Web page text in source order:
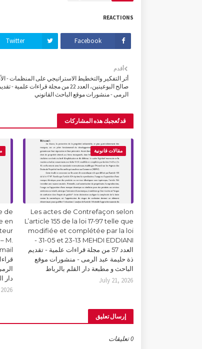
REACTIONS
Facebook
Twitter
أقدم
أثر التفكير والتخطيط الاستراتيجي على المنظمات -
صالح البوعينين، العدد 22 من مجلة قراءات
الرمى - منشورات موقع الباحث القانوني
قد تُعجبك هذه المشاركات
مقالات قانونية
Les actes de Contrefaçon selon
L’article 155 de la loi 17-97 telle que
modifiée et complétée par la loi
31-05 et 23-13 MEHDI EDDIANI -
العدد 57 من مجلة قراءات علمية - تقديم
ذة حليمة عبد الرمى - منشورات موقع
الباحث و مطبعة دار القلم بالرباط
July 21, 2026
de
en
M.
دار
إرسال تعليق
0 تعليقات